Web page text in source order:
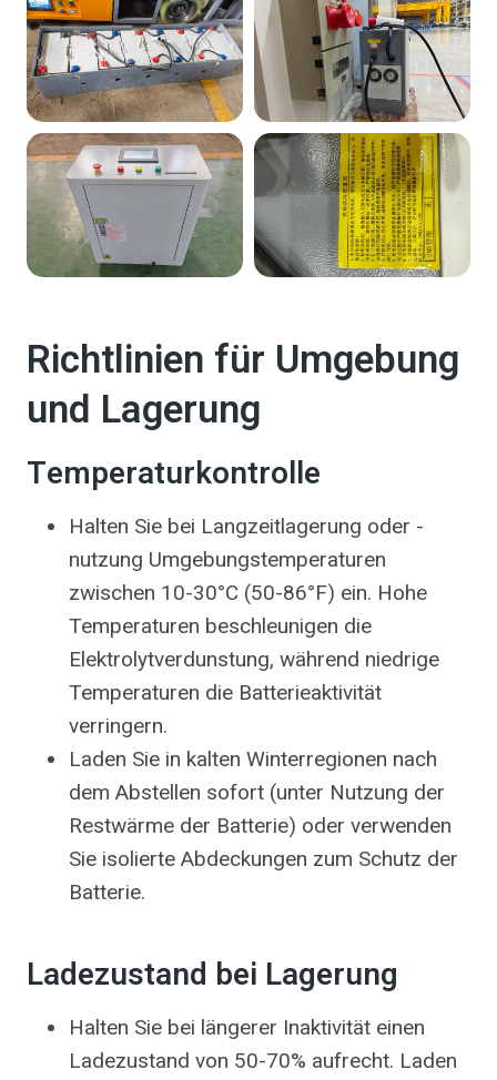
Richtlinien für Umgebung
und Lagerung
Temperaturkontrolle
Halten Sie bei Langzeitlagerung oder -
nutzung Umgebungstemperaturen
zwischen 10-30°C (50-86°F) ein. Hohe
Temperaturen beschleunigen die
Elektrolytverdunstung, während niedrige
Temperaturen die Batterieaktivität
verringern.
Laden Sie in kalten Winterregionen nach
dem Abstellen sofort (unter Nutzung der
Restwärme der Batterie) oder verwenden
Sie isolierte Abdeckungen zum Schutz der
Batterie.
Ladezustand bei Lagerung
Halten Sie bei längerer Inaktivität einen
Ladezustand von 50-70% aufrecht. Laden